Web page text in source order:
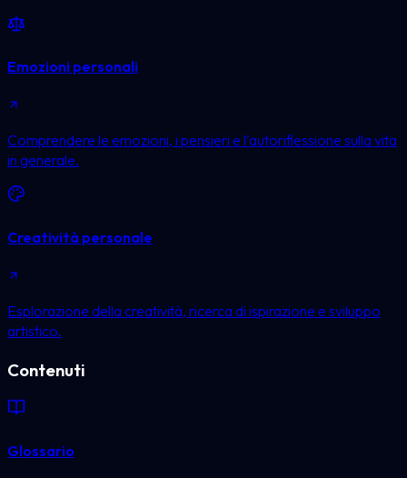
Emozioni personali
Comprendere le emozioni, i pensieri e l’autoriflessione sulla vita
in generale.
Creatività personale
Esplorazione della creatività, ricerca di ispirazione e sviluppo
artistico.
Contenuti
Glossario